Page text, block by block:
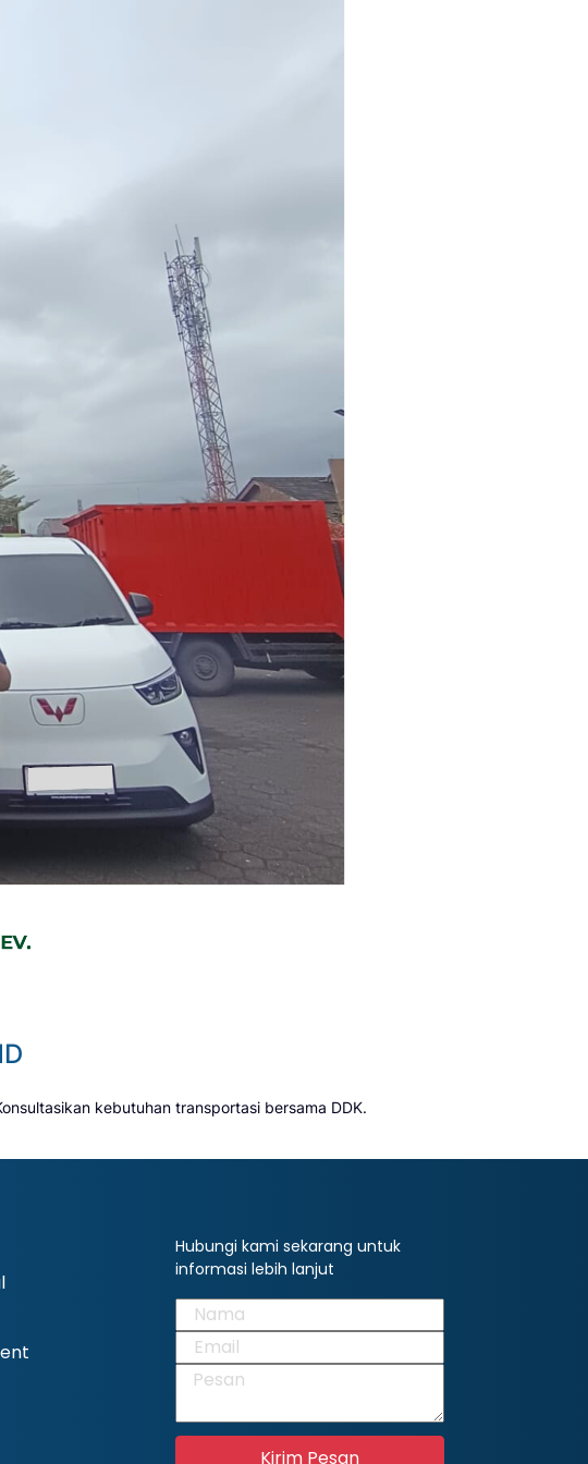
kebutuhan transportasi bersama DDK.
Hubungi kami sekarang untuk
informasi lebih lanjut
Kirim Pesan